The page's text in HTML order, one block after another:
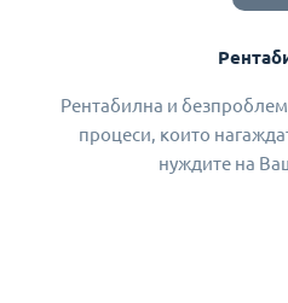
Рентабилна и
процеси, които
нуждите на